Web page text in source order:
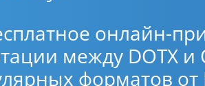
онлайн-
между DOTX и
форматов